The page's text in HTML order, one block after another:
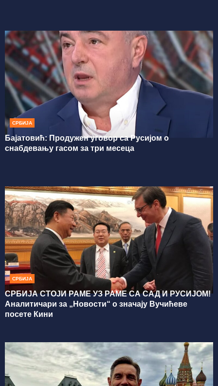
СРБИЈА
Бајатовић: Продужен уговор са Русијом о
снабдевању гасом за три месеца
СРБИЈА
СРБИЈА СТОЈИ РАМЕ УЗ РАМЕ СА САД И РУСИЈОМ!
Аналитичари за „Новости“ о значају Вучићеве
посете Кини